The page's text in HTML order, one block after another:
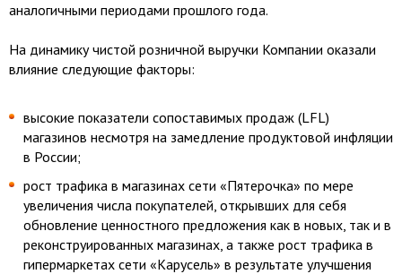
аналогичными периодами прошлого года.
На динамику чистой розничной выручки Компании оказали
влияние следующие факторы:
высокие показатели сопоставимых продаж (LFL)
магазинов несмотря на замедление продуктовой инфляции
в России;
рост трафика в магазинах сети «Пятерочка» по мере
увеличения числа покупателей, открывших для себя
обновление ценностного предложения как в новых, так и в
реконструированных магазинах, а также рост трафика в
гипермаркетах сети «Карусель» в результате улучшения